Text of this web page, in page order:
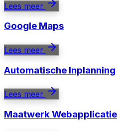
Lees meer
Google Maps
Lees meer
Automatische Inplanning
Lees meer
Maatwerk Webapplicatie